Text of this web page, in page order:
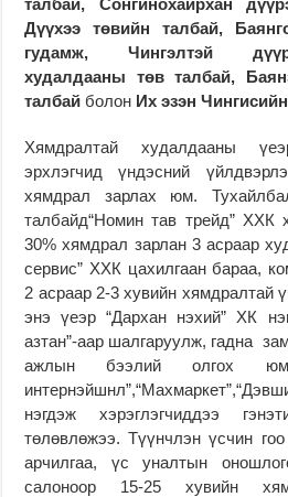
талбай, Сонгинохайрхан
Дүүхээ төвийн талбай,
гудамж, Чингэлтэй
худалдааны төв талбай,
талбай болон Их эзэн
Хямдралтай худалдааны
эрхлэгчид үндэсний
хямдрал зарлах юм.
талбайд“Номин тав трейд” ХХК
30% хямдрал зарлан 3 асраар
сервис” ХХК цахилгаан бараа,
2 асраар 2-3 хувийн хямдралтай
энэ үеэр “Дархан нэхий” ХК
азтан”-аар шалгаруулж, гадна
ажлын бээлий олгох
нэгдэж хэрэглэгчиддээ
төлөвлөжээ. Түүнчлэн үсчин
арчилгаа, үс уналтын
салоноор 15-25 хувийн